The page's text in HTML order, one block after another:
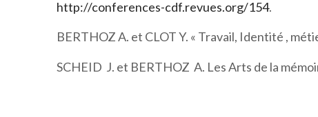
http://conferences-cdf.revues.org/154.
BERTHOZ A. et CLOT Y. « Travail, Identité ,
SCHEID J. et BERTHOZ A. Les Arts de la